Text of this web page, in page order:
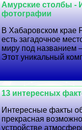
Амурские столбы -
фотографии
В Хабаровском крае
есть загадочное
миру под названием
Этот уникальный
13 интересных
Интересные факты
прекрасная
устройстве